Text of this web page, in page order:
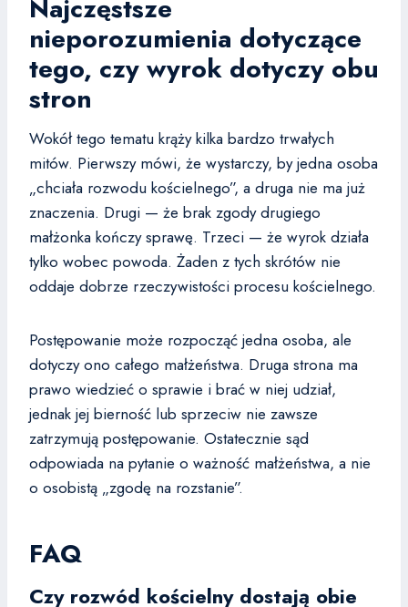
Najczęstsze
nieporozumienia dotyczące
tego, czy wyrok dotyczy obu
stron
Wokół tego tematu krąży kilka bardzo trwałych
mitów. Pierwszy mówi, że wystarczy, by jedna osoba
„chciała rozwodu kościelnego”, a druga nie ma już
znaczenia. Drugi — że brak zgody drugiego
małżonka kończy sprawę. Trzeci — że wyrok działa
tylko wobec powoda. Żaden z tych skrótów nie
oddaje dobrze rzeczywistości procesu kościelnego.
Postępowanie może rozpocząć jedna osoba, ale
dotyczy ono całego małżeństwa. Druga strona ma
prawo wiedzieć o sprawie i brać w niej udział,
jednak jej bierność lub sprzeciw nie zawsze
zatrzymują postępowanie. Ostatecznie sąd
odpowiada na pytanie o ważność małżeństwa, a nie
o osobistą „zgodę na rozstanie”.
FAQ
Czy rozwód kościelny dostają obie